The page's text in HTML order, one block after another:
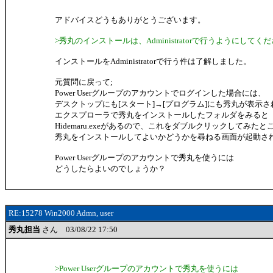
アドバイスどうもありがとうございます。
>秀丸のインストールは、Administratorで行うようにしてくだ
インストールをAdministratorで行う件は了解しました。
元質問に戻って;
Power Userグループのアカウントでログインした場合には、
デスクトップにも[スタート]→[プログラム]にも秀丸が表示さ
エクスプローラで秀丸をインストールしたフォルダをみると
Hidemaru.exeがあるので、これをダブルクリックしてみたと
秀丸をインストールしてよいかどうかを尋ねる画面が起動さ
Power Userグループのアカウントで秀丸を使うには
どうしたらよいのでしょうか？
RE:15278 Win2000 Admn, user
秀丸担当 さん 03/08/22 17:50
>Power Userグループのアカウントで秀丸を使うには